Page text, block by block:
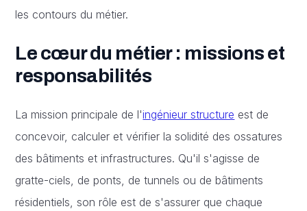
les contours du métier.
Le cœur du métier : missions et
responsabilités
La mission principale de l'ingénieur structure est de
concevoir, calculer et vérifier la solidité des ossatures
des bâtiments et infrastructures. Qu'il s'agisse de
gratte-ciels, de ponts, de tunnels ou de bâtiments
résidentiels, son rôle est de s'assurer que chaque